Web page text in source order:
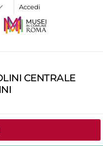
Accedi
CENTRALE